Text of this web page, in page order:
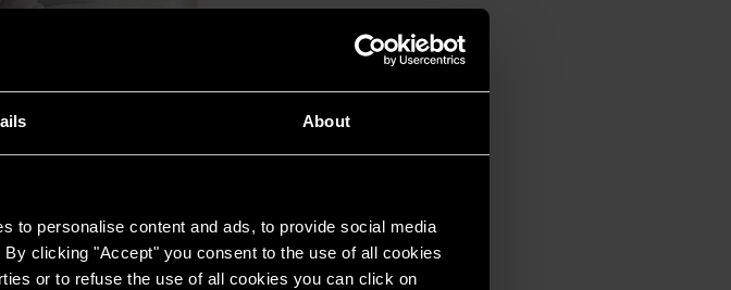
About
to personalise content and ads, to provide social media
clicking "Accept" you consent to the use of all cookies
or to refuse the use of all cookies you can click on
MULT